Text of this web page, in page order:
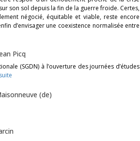
son sol depuis la fin de la guerre froide. Certes,
négocié, équitable et viable, reste encore
d’envisager une coexistence normalisée entre
Picq
(SGDN) à l’ouverture des journées d’études
(de)